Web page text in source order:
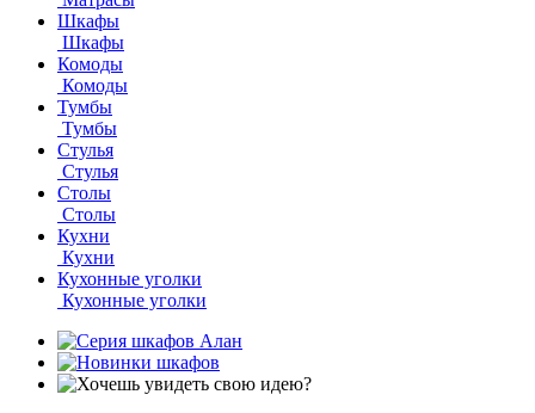
Шкафы
Шкафы
Комоды
Комоды
Тумбы
Тумбы
Стулья
Стулья
Столы
Столы
Кухни
Кухни
Кухонные уголки
Кухонные уголки